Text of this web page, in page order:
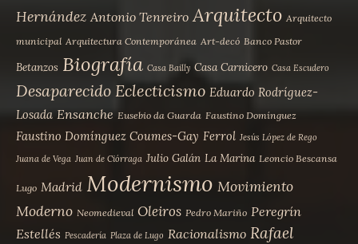
Hernández Antonio Tenreiro Arquitecto Arquitecto
municipal Arquitectura Contemporánea Art-decó Banco Pastor
Betanzos Biografía Casa Bailly Casa Carnicero Casa Escudero
Desaparecido Eclecticismo Eduardo Rodríguez-
Losada Ensanche Eusebio da Guarda Faustino Domínguez
Faustino Domínguez Coumes-Gay Ferrol Jesús López de Rego
Juana de Vega Juan de Ciórraga Julio Galán La Marina Leoncio Bescansa
Lugo Madrid Modernismo Movimiento
Moderno Neomedieval Oleiros Pedro Mariño Peregrín
Estellés Pescadería Plaza de Lugo Racionalismo Rafael